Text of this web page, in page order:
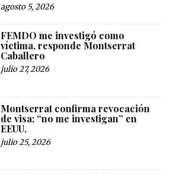
agosto 5, 2026
FEMDO me investigó como
víctima, responde Montserrat
Caballero
julio 27, 2026
Montserrat confirma revocación
de visa; “no me investigan” en
EEUU.
julio 25, 2026